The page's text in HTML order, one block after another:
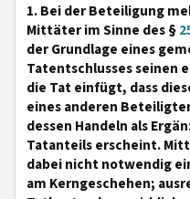
1. Bei der Beteiligung
Mittäter im Sinne des §
der Grundlage eines
Tatentschlusses seinen
die Tat einfügt, dass
eines anderen
dessen Handeln als
Tatanteils erscheint.
dabei nicht notwendig
am Kerngeschehen;